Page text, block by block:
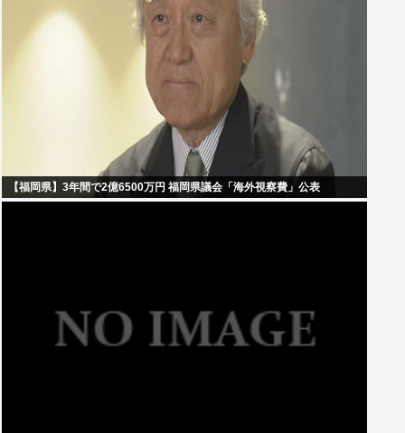
【福岡県】3年間で2億6500万円 福岡県議会「海外視察費」公表